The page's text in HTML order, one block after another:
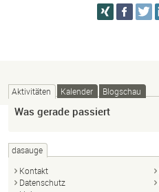
Aktivitäten Kalender Blogschau
Was gerade passiert
dasauge
Kontakt
Datenschutz